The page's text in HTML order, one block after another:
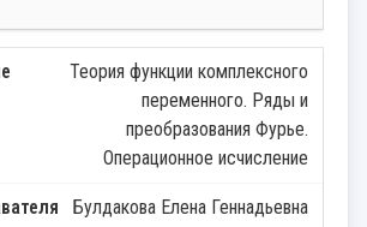
Теория функции комплексного
переменного. Ряды и
преобразования Фурье.
Операционное исчисление
Булдакова Елена Геннадьевна